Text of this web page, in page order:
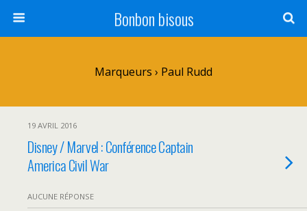
Bonbon bisous
Marqueurs › Paul Rudd
19 AVRIL 2016
Disney / Marvel : Conférence Captain
America Civil War
AUCUNE RÉPONSE